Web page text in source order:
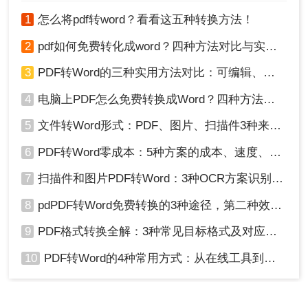
1 怎么将pdf转word？看看这五种转换方法！
2 pdf如何免费转化成word？四种方法对比与实操指南（附详细表格）
3 PDF转Word的三种实用方法对比：可编辑、保格式、避风险！
4 电脑上PDF怎么免费转换成Word？四种方法对比与实操指南（附详细表格）!
5 文件转Word形式：PDF、图片、扫描件3种来源分别怎么处理！
6 PDF转Word零成本：5种方案的成本、速度、精度对比！
7 扫描件和图片PDF转Word：3种OCR方案识别率实测！
8 pdPDF转Word免费转换的3种途径，第二种效率最高！
9 PDF格式转换全解：3种常见目标格式及对应操作方法！
10 PDF转Word的4种常用方式：从在线工具到桌面软件全梳理！